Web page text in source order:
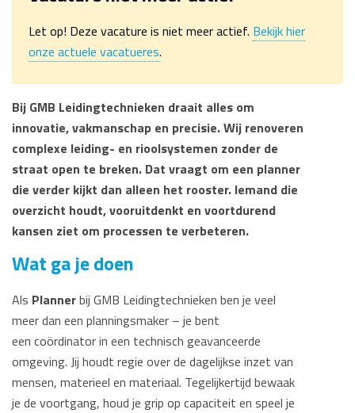
Let op! Deze vacature is niet meer actief. Bekijk hier
onze actuele vacatueres.
Bij GMB Leidingtechnieken draait alles om
innovatie, vakmanschap en precisie. Wij renoveren
complexe leiding- en rioolsystemen zonder de
straat open te breken. Dat vraagt om een planner
die verder kijkt dan alleen het rooster. Iemand die
overzicht houdt, vooruitdenkt en voortdurend
kansen ziet om processen te verbeteren.
Wat ga je doen
Als Plannerbij GMB Leidingtechnieken ben je veel
meer dan een planningsmaker – je bent
een coördinator in een technisch geavanceerde
omgeving. Jij houdt regie over de dagelijkse inzet van
mensen, materieel en materiaal. Tegelijkertijd bewaak
je de voortgang, houd je grip op capaciteit en speel je